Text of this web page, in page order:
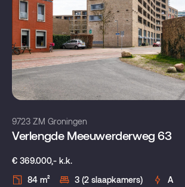
9723 ZM Groningen
Verlengde Meeuwerderweg 63
€ 369.000,- k.k.
84 m²
3 (2 slaapkamers) A